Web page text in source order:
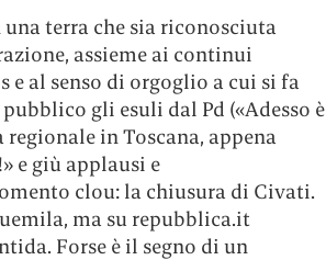
terra che sia riconosciuta
assieme ai continui
al senso di orgoglio a cui si fa
gli esuli dal Pd («Adesso è
in Toscana, appena
e giù applausi e
clou: la chiusura di Civati.
ma su repubblica.it
Forse è il segno di un